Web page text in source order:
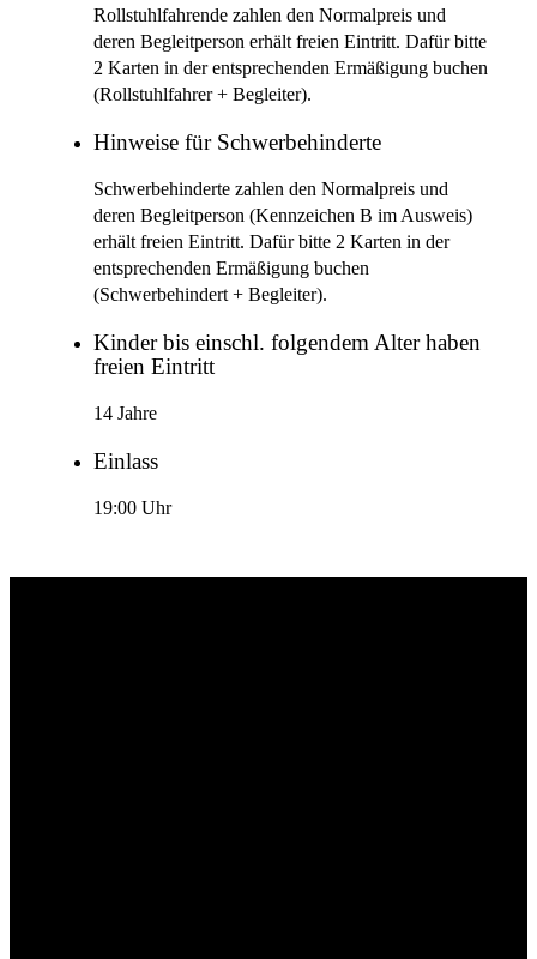
Rollstuhlfahrende zahlen den Normalpreis und
deren Begleitperson erhält freien Eintritt. Dafür bitte
2 Karten in der entsprechenden Ermäßigung buchen
(Rollstuhlfahrer + Begleiter).
Hinweise für Schwerbehinderte
Schwerbehinderte zahlen den Normalpreis und
deren Begleitperson (Kennzeichen B im Ausweis)
erhält freien Eintritt. Dafür bitte 2 Karten in der
entsprechenden Ermäßigung buchen
(Schwerbehindert + Begleiter).
Kinder bis einschl. folgendem Alter haben
freien Eintritt
14 Jahre
Einlass
19:00 Uhr